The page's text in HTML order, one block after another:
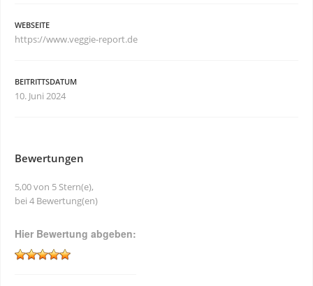
WEBSEITE
https://www.veggie-report.de
BEITRITTSDATUM
10. Juni 2024
Bewertungen
5,00 von 5 Stern(e),
bei 4 Bewertung(en)
Hier Bewertung abgeben: